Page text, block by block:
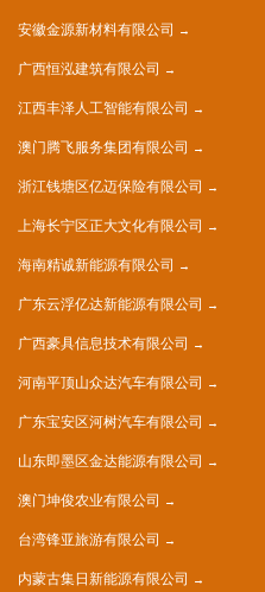
安徽金源新材料有限公司
广西恒泓建筑有限公司
江西丰泽人工智能有限公司
澳门腾飞服务集团有限公司
浙江钱塘区亿迈保险有限公司
上海长宁区正大文化有限公司
海南精诚新能源有限公司
广东云浮亿达新能源有限公司
广西豪具信息技术有限公司
河南平顶山众达汽车有限公司
广东宝安区河树汽车有限公司
山东即墨区金达能源有限公司
澳门坤俊农业有限公司
台湾锋亚旅游有限公司
内蒙古集日新能源有限公司